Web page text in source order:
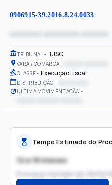
0906915-39.2016.8.24.0033
TRIBUNAL TJSC
VARA / COMARCA
CLASSE Execução Fiscal
DISTRIBUIÇÃO
ÚLTIMA MOVIMENTAÇÃO
Tempo Estimado do
12 a 18 meses
Processo iniciado em